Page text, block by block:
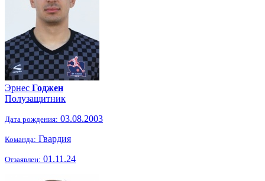
Эрнес Годжен
Полузащитник
Дата рождения: 03.08.2003
Команда: Гвардия
Отзаявлен: 01.11.24